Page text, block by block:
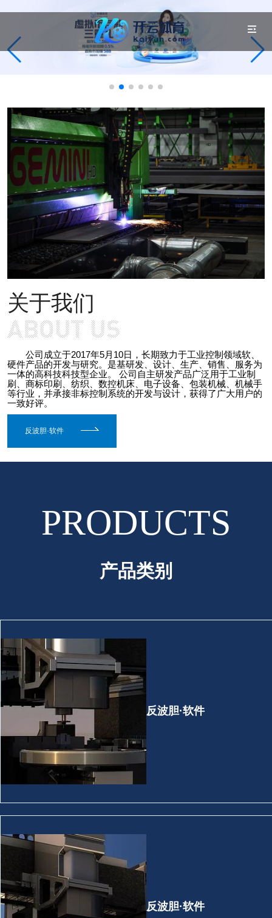
关于我们
公司成立于2017年5月10日，长期致力于工业控制领域软、
硬件产品的开发与研究。是基研发、设计、生产、销售、服务为
一体的高科技科技型企业。 公司自主研发产品广泛用于工业制
刷、商标印刷、纺织、数控机床、电子设备、包装机械、机械手
等行业，并承接非标控制系统的开发与设计，获得了广大用户的
一致好评。
反波胆·软件
PRODUCTS
产品类别
反波胆·软件
反波胆·软件